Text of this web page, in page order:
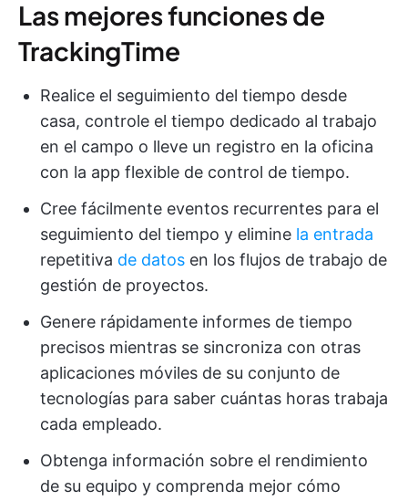
Las mejores funciones de
TrackingTime
Realice el seguimiento del tiempo desde
casa, controle el tiempo dedicado al trabajo
en el campo o lleve un registro en la oficina
con la app flexible de control de tiempo.
Cree fácilmente eventos recurrentes para el
seguimiento del tiempo y elimine la entrada
repetitiva de datos en los flujos de trabajo de
gestión de proyectos.
Genere rápidamente informes de tiempo
precisos mientras se sincroniza con otras
aplicaciones móviles de su conjunto de
tecnologías para saber cuántas horas trabaja
cada empleado.
Obtenga información sobre el rendimiento
de su equipo y comprenda mejor cómo